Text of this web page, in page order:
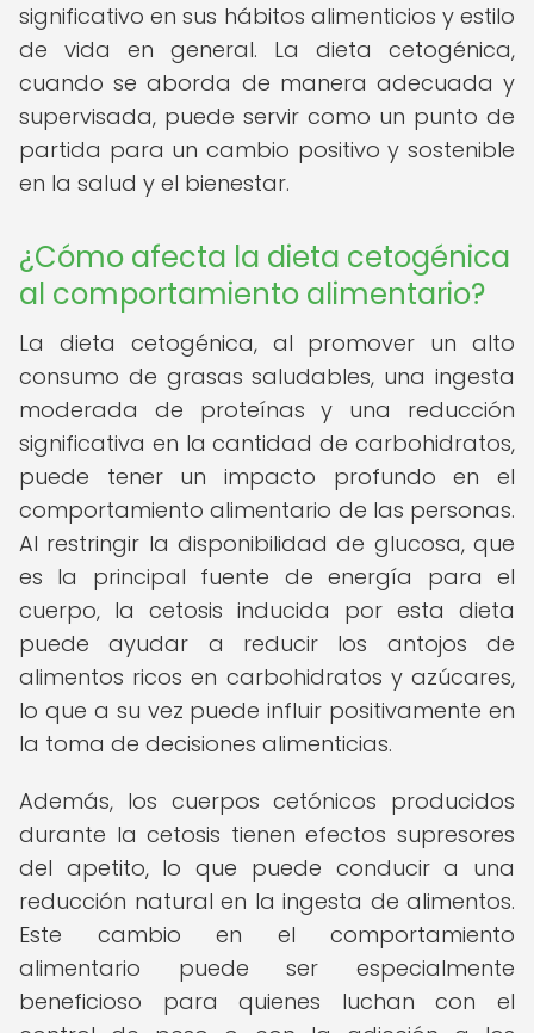
significativo en sus hábitos alimenticios y estilo
de vida en general. La dieta cetogénica,
cuando se aborda de manera adecuada y
supervisada, puede servir como un punto de
partida para un cambio positivo y sostenible
en la salud y el bienestar.
¿Cómo afecta la dieta cetogénica
al comportamiento alimentario?
La dieta cetogénica, al promover un alto
consumo de grasas saludables, una ingesta
moderada de proteínas y una reducción
significativa en la cantidad de carbohidratos,
puede tener un impacto profundo en el
comportamiento alimentario de las personas.
Al restringir la disponibilidad de glucosa, que
es la principal fuente de energía para el
cuerpo, la cetosis inducida por esta dieta
puede ayudar a reducir los antojos de
alimentos ricos en carbohidratos y azúcares,
lo que a su vez puede influir positivamente en
la toma de decisiones alimenticias.
Además, los cuerpos cetónicos producidos
durante la cetosis tienen efectos supresores
del apetito, lo que puede conducir a una
reducción natural en la ingesta de alimentos.
Este cambio en el comportamiento
alimentario puede ser especialmente
beneficioso para quienes luchan con el